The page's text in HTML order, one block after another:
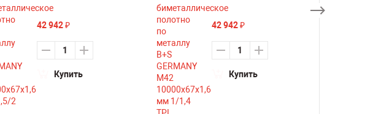
42 942 ₽
Купить
42 942 ₽
Купить